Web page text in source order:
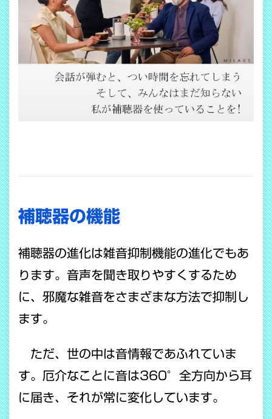
補聴器の機能
補聴器の進化は雑音抑制機能の進化でもあ
ります。音声を聞き取りやすくするため
に、邪魔な雑音をさまざまな方法で抑制し
ます。
ただ、世の中は音情報であふれていま
す。厄介なことに音は360°全方向から耳
に届き、それが常に変化しています。